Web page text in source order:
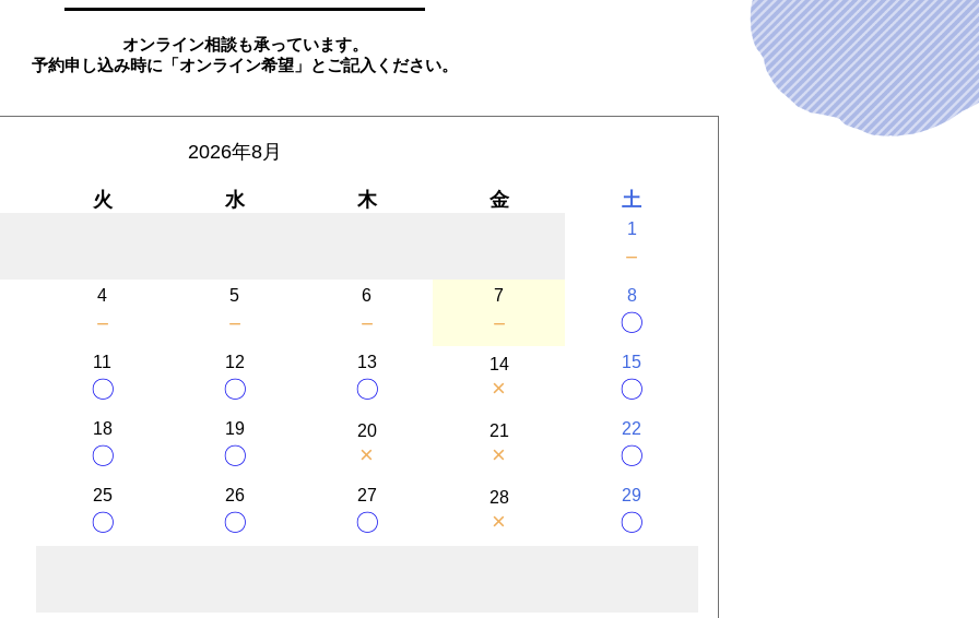
オンライン相談も承っています。
予約申し込み時に「オンライン希望」とご記入ください。
2026年8月
火 水 木 金 土
1
－
4
－
5
－
6
－
7
－
8
〇
11
〇
12
〇
13
〇
14
×
15
〇
18
〇
19
〇
20
×
21
×
22
〇
25
〇
26
〇
27
〇
28
×
29
〇